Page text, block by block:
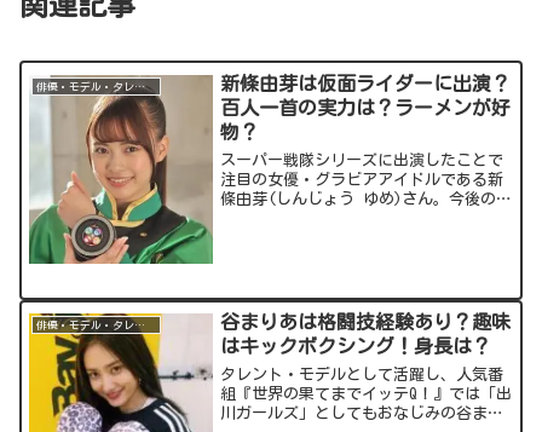
俳優・モデル・タレント
新條由芽は仮面ライダーに出演？
百人一首の実力は？ラーメンが好
物？
スーパー戦隊シリーズに出演したことで
注目の女優・グラビアアイドルである新
條由芽(しんじょう ゆめ)さん。今後の活
俳優・モデル・タレント
谷まりあは格闘技経験あり？趣味
はキックボクシング！身長は？
タレント・モデルとして活躍し、人気番
組『世界の果てまでイッテQ！』では「出
川ガールズ」としてもおなじみの谷まり